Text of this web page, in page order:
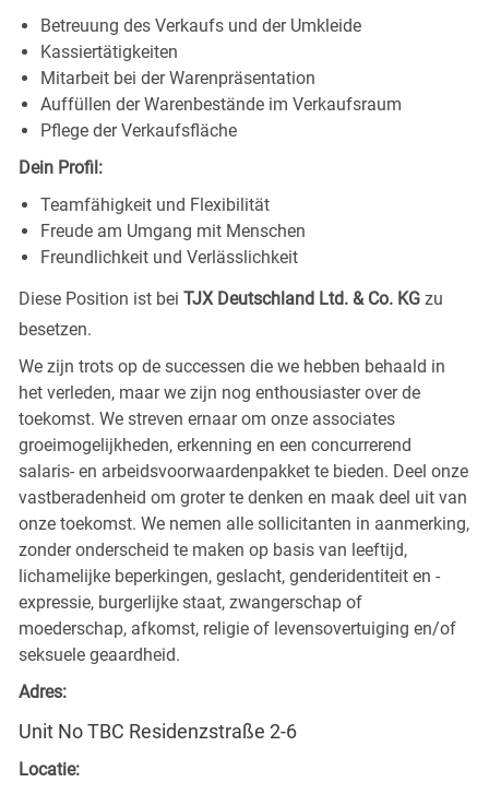
Betreuung des Verkaufs und der Umkleide
Kassiertätigkeiten
Mitarbeit bei der Warenpräsentation
Auffüllen der Warenbestände im Verkaufsraum
Pflege der Verkaufsfläche
Dein Profil:
Teamfähigkeit und Flexibilität
Freude am Umgang mit Menschen
Freundlichkeit und Verlässlichkeit
Diese Position ist bei TJX Deutschland Ltd. & Co. KG zu
besetzen.
We zijn trots op de successen die we hebben behaald in
het verleden, maar we zijn nog enthousiaster over de
toekomst. We streven ernaar om onze associates
groeimogelijkheden, erkenning en een concurrerend
salaris- en arbeidsvoorwaardenpakket te bieden. Deel onze
vastberadenheid om groter te denken en maak deel uit van
onze toekomst. We nemen alle sollicitanten in aanmerking,
zonder onderscheid te maken op basis van leeftijd,
lichamelijke beperkingen, geslacht, genderidentiteit en -
expressie, burgerlijke staat, zwangerschap of
moederschap, afkomst, religie of levensovertuiging en/of
seksuele geaardheid.
Adres:
Unit No TBC Residenzstraße 2-6
Locatie: